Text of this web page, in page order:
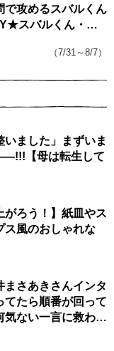
で攻めるスバルくん
スバルくん・
（7/31～8/7）
いました」まずいま
【母は転生して
がろう！】紙皿やス
ス風のおしゃれな
さあきさんインタ
てたら順番が回って
気ない一言に救われ